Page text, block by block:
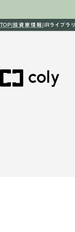
TOP投資家情報 IRライブラリ